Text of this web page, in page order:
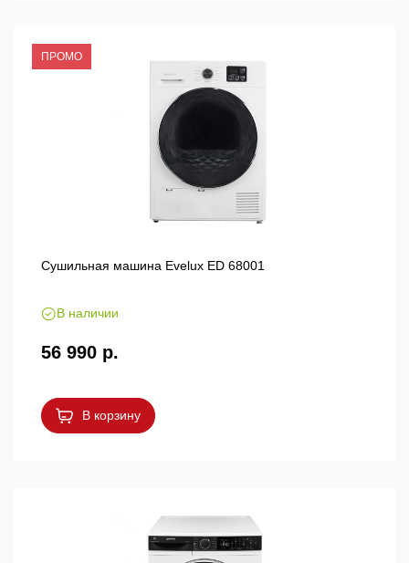
ПРОМО
Сушильная машина Evelux ED 68001
В наличии
56 990 р.
В корзину